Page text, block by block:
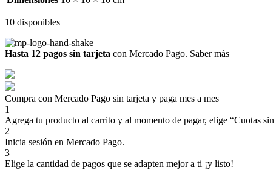
10 disponibles
Hasta 12 pagos sin tarjeta con Mercado Pago. Saber más
Compra con Mercado Pago sin tarjeta y paga mes a mes
1
Agrega tu producto al carrito y al momento de pagar, elige “Cuotas sin
2
Inicia sesión en Mercado Pago.
3
Elige la cantidad de pagos que se adapten mejor a ti ¡y listo!